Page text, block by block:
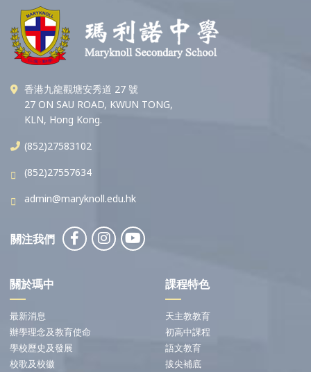
香港九龍觀塘安秀道 27 號
27 ON SAU ROAD, KWUN TONG,
KLN, Hong Kong.
(852)27583102
(852)27557634
admin@maryknoll.edu.hk
關注我們
關於瑪中
最新消息
辦學理念及教育使命
學校歷史及發展
校歌及校徽
課程特色
天主教教育
初高中課程
語文教育
拔尖補底